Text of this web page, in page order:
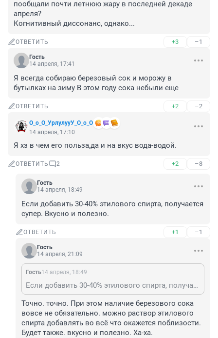
пообщали почти летнюю жару в последней декаде
апреля?
Когнитивный диссонанс, однако...
ОТВЕТИТЬ +3 –1
Гость
14 апреля, 17:41
Я всегда собираю березовый сок и морожу в
бутылках на зиму В этом году сока небыли еще
ОТВЕТИТЬ +2 –2
О_о_О_УрлулууУ_О_о_О
14 апреля, 17:10
Я хз в чем его польза,да и на вкус вода-водой.
ОТВЕТИТЬ 2 +2 –8
Гость
14 апреля, 18:49
Если добавить 30-40% этилового спирта, получается
супер. Вкусно и полезно.
ОТВЕТИТЬ +1 –1
Гость
14 апреля, 21:09
Гость14 апреля, 18:49
Если добавить 30-40% этилового спирта, получается супер. Вкусно и полезно.
Точно. точно. При этом наличие березового сока
вовсе не обязательно. можно раствор этилового
спирта добавлять во всё что окажется поблизости.
Будет также. вкусно и полезно. Ха-ха.